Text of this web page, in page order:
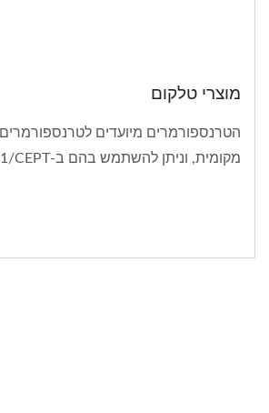
מוצרי טלקום
הטרנספורמרים מיועדים
מקומית, וניתן להשתמש בהם ב-ISDN, T1/E1/CEPT,...